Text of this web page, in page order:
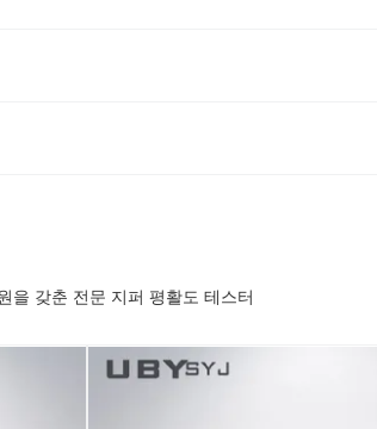
을 갖춘 전문 지퍼 평활도 테스터